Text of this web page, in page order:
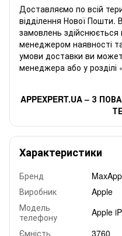
Доставляємо по всій
відділення Нової Пошти.
замовлень
менеджером наявності
умови доставки ви
менеджера або у розділі
APPEXPERT.UA – З
Характеристики
Бренд
MaxApp
Виробник
Apple
Модель
телефону
Apple
Ємність
3760